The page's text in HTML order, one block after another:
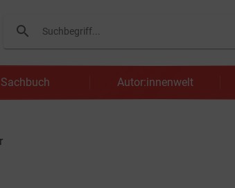
search
Suchen
Sachbuch Autor:innenwelt